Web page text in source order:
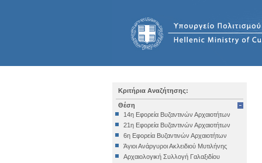
Κριτήρια Αναζήτησης:
Θέση
14η Εφορεία Βυζαντινών Αρχαιοτήτων
21η Εφορεία Βυζαντινών Αρχαιοτήτων
6η Εφορεία Βυζαντινών Αρχαιοτήτων
Άγιοι Ανάργυροι Ακλειδιού Μυτιλήνης
Αρχαιολογική Συλλογή Γαλαξιδίου